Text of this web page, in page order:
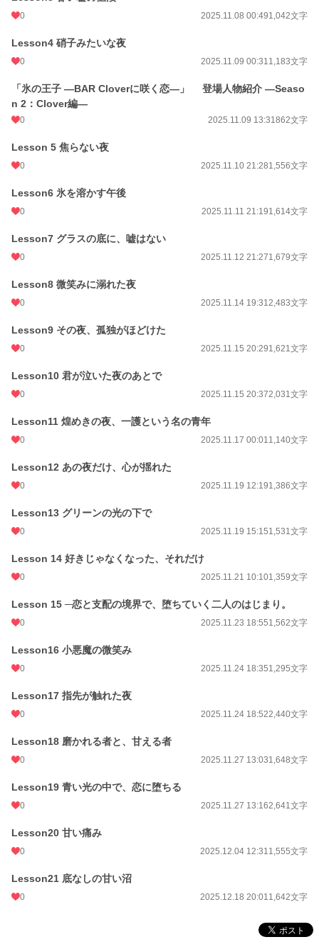
更新日時
初回公開日時 2025.11.03 21:23
週間ポイント
月間ポイント 28 pt (93,489 位)
0 2025.11.08 00:491,042文字
Lesson4 硝子みたいな夜
0 2025.11.09 00:311,183文字
「氷の王子 ―BAR Cloverに咲く恋―」 登場人物紹介 ―Seaso
n 2：Clover編―
0 2025.11.09 13:31862文字
Lesson 5 焦らない夜
0 2025.11.10 21:281,556文字
Lesson6 氷を溶かす午後
0 2025.11.11 21:191,614文字
Lesson7 グラスの底に、嘘はない
0 2025.11.12 21:271,679文字
Lesson8 微笑みに溺れた夜
0 2025.11.14 19:312,483文字
Lesson9 その夜、孤独がほどけた
0 2025.11.15 20:291,621文字
Lesson10 君が泣いた夜のあとで
0 2025.11.15 20:372,031文字
Lesson11 煌めきの夜、一護という名の青年
0 2025.11.17 00:011,140文字
Lesson12 あの夜だけ、心が揺れた
0 2025.11.19 12:191,386文字
Lesson13 グリーンの光の下で
0 2025.11.19 15:151,531文字
Lesson 14 好きじゃなくなった、それだけ
0 2025.11.21 10:101,359文字
Lesson 15 ─恋と支配の境界で、堕ちていく二人のはじまり。
0 2025.11.23 18:551,562文字
Lesson16 小悪魔の微笑み
0 2025.11.24 18:351,295文字
Lesson17 指先が触れた夜
0 2025.11.24 18:522,440文字
Lesson18 磨かれる者と、甘える者
0 2025.11.27 13:031,648文字
Lesson19 青い光の中で、恋に堕ちる
0 2025.11.27 13:162,641文字
Lesson20 甘い痛み
0 2025.12.04 12:311,555文字
Lesson21 底なしの甘い沼
0 2025.12.18 20:011,642文字